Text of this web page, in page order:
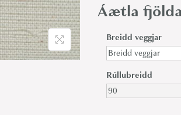
Áætla
Breidd veggjar
Rúllubreidd